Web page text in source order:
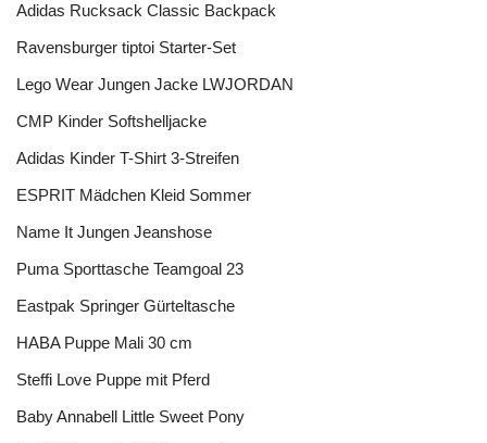
Adidas Rucksack Classic Backpack
Ravensburger tiptoi Starter-Set
Lego Wear Jungen Jacke LWJORDAN
CMP Kinder Softshelljacke
Adidas Kinder T-Shirt 3-Streifen
ESPRIT Mädchen Kleid Sommer
Name It Jungen Jeanshose
Puma Sporttasche Teamgoal 23
Eastpak Springer Gürteltasche
HABA Puppe Mali 30 cm
Steffi Love Puppe mit Pferd
Baby Annabell Little Sweet Pony